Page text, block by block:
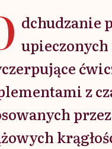
dchudzanie
z